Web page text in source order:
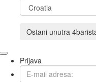
Ostani unutra
Prijava